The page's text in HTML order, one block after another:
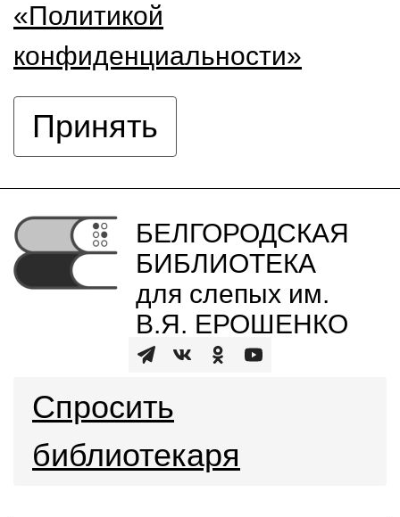
«Политикой
конфиденциальности»
Принять
БЕЛГОРОДСКАЯ
БИБЛИОТЕКА
для слепых им.
В.Я. ЕРОШЕНКО
Спросить
библиотекаря